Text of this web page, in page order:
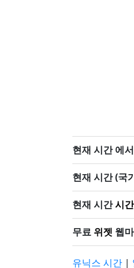
현재 시간 에
현재 시간 (국
현재 시간시
무료 위젯 웹
유닉스 시간 |